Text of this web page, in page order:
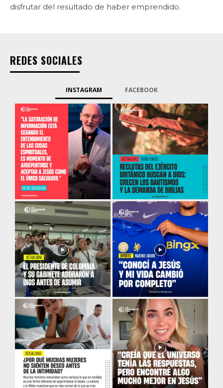
disfrutar del resultado de haber emprendido.
REDES SOCIALES
INSTAGRAM FACEBOOK